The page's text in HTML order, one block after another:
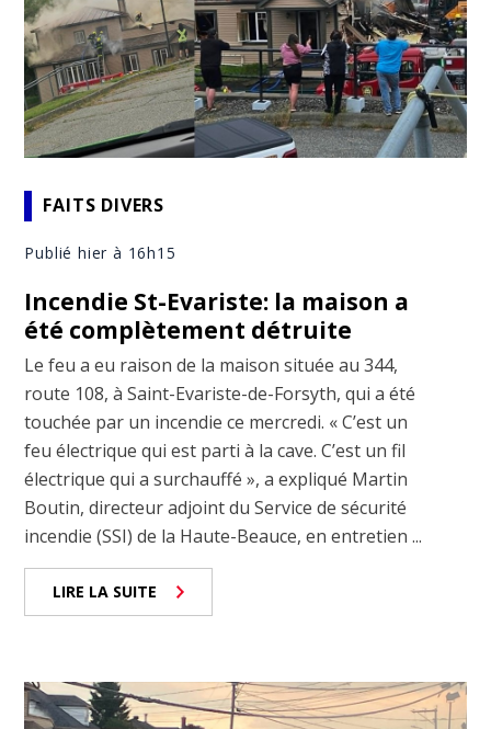
FAITS DIVERS
Publié hier à 16h15
Incendie St-Evariste: la maison a
été complètement détruite
Le feu a eu raison de la maison située au 344,
route 108, à Saint-Evariste-de-Forsyth, qui a été
touchée par un incendie ce mercredi. « C’est un
feu électrique qui est parti à la cave. C’est un fil
électrique qui a surchauffé », a expliqué Martin
Boutin, directeur adjoint du Service de sécurité
incendie (SSI) de la Haute-Beauce, en entretien ...
LIRE LA SUITE